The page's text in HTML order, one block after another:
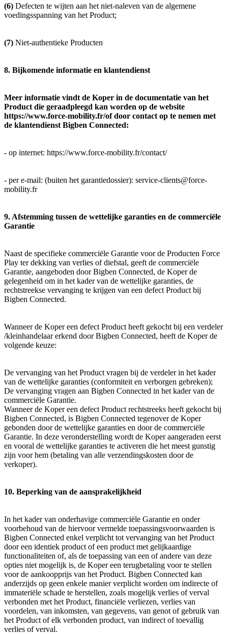
(6) Defecten te wijten aan het niet-naleven van de algemene
voedingsspanning van het Product;
(7) Niet-authentieke Producten
8. Bijkomende informatie en klantendienst
Meer informatie vindt de Koper in de documentatie van het
Product die geraadpleegd kan worden op de website
https://www.force-mobility.fr/of door contact op te nemen met
de klantendienst Bigben Connected:
- op internet: https://www.force-mobility.fr/contact/
- per e-mail: (buiten het garantiedossier): service-clients@force-
mobility.fr
9. Afstemming tussen de wettelijke garanties en de commerciële
Garantie
Naast de specifieke commerciële Garantie voor de Producten Force
Play ter dekking van verlies of diefstal, geeft de commerciële
Garantie, aangeboden door Bigben Connected, de Koper de
gelegenheid om in het kader van de wettelijke garanties, de
rechtstreekse vervanging te krijgen van een defect Product bij
Bigben Connected.
Wanneer de Koper een defect Product heeft gekocht bij een verdeler
/kleinhandelaar erkend door Bigben Connected, heeft de Koper de
volgende keuze:
De vervanging van het Product vragen bij de verdeler in het kader
van de wettelijke garanties (conformiteit en verborgen gebreken);
De vervanging vragen aan Bigben Connected in het kader van de
commerciële Garantie.
Wanneer de Koper een defect Product rechtstreeks heeft gekocht bij
Bigben Connected, is Bigben Connected tegenover de Koper
gebonden door de wettelijke garanties en door de commerciële
Garantie. In deze veronderstelling wordt de Koper aangeraden eerst
en vooral de wettelijke garanties te activeren die het meest gunstig
zijn voor hem (betaling van alle verzendingskosten door de
verkoper).
10. Beperking van de aansprakelijkheid
In het kader van onderhavige commerciële Garantie en onder
voorbehoud van de hiervoor vermelde toepassingsvoorwaarden is
Bigben Connected enkel verplicht tot vervanging van het Product
door een identiek product of een product met gelijkaardige
functionaliteiten of, als de toepassing van een of andere van deze
opties niet mogelijk is, de Koper een terugbetaling voor te stellen
voor de aankoopprijs van het Product. Bigben Connected kan
anderzijds op geen enkele manier verplicht worden om indirecte of
immateriële schade te herstellen, zoals mogelijk verlies of verval
verbonden met het Product, financiële verliezen, verlies van
voordelen, van inkomsten, van gegevens, van genot of gebruik van
het Product of elk verbonden product, van indirect of toevallig
verlies of verval.